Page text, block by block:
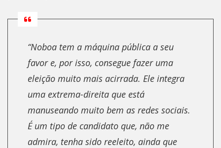
“Noboa tem a máquina pública a seu
favor e, por isso, consegue fazer uma
eleição muito mais acirrada. Ele integra
uma extrema-direita que está
manuseando muito bem as redes sociais.
É um tipo de candidato que, não me
admira, tenha sido reeleito, ainda que